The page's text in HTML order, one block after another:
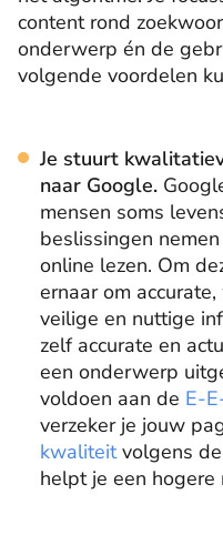
content rond
onderwerp én de
volgende voordelen
Je stuurt
naar Google.
mensen soms
beslissingen
online lezen. Om
ernaar om
veilige en nuttige
zelf accurate en
een onderwerp
voldoen aan de E-
verzeker je jouw
kwaliteitvolgens
helpt je een